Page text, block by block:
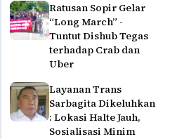
Ratusan Sopir Gelar
“Long March” -
Tuntut Dishub Tegas
terhadap Crab dan
Uber
Layanan Trans
Sarbagita Dikeluhkan
: Lokasi Halte Jauh,
Sosialisasi Minim